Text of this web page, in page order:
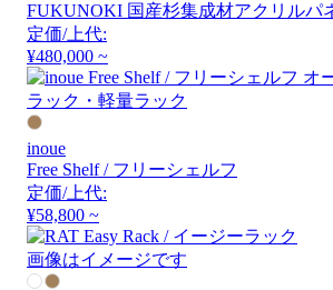
FUKUNOKI 国産杉集成材アクリルパ
定価/上代:
¥480,000 ~
inoue
Free Shelf / フリーシェルフ
定価/上代:
¥58,800 ~
画像はイメージです